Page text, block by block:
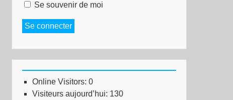
Se souvenir de moi
Se connecter
Online Visitors: 0
Visiteurs aujourd’hui: 130